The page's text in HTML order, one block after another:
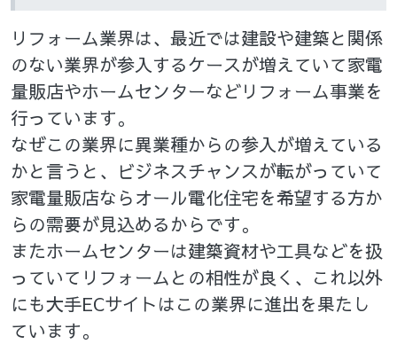
リフォーム業界は、最近では建設や建築と関係
のない業界が参入するケースが増えていて家電
量販店やホームセンターなどリフォーム事業を
行っています。
なぜこの業界に異業種からの参入が増えている
かと言うと、ビジネスチャンスが転がっていて
家電量販店ならオール電化住宅を希望する方か
らの需要が見込めるからです。
またホームセンターは建築資材や工具などを扱
っていてリフォームとの相性が良く、これ以外
にも大手ECサイトはこの業界に進出を果たし
ています。